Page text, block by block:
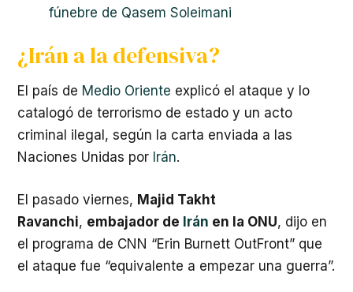
fúnebre de Qasem Soleimani
¿Irán a la defensiva?
El país de Medio Oriente explicó el ataque y lo
catalogó de terrorismo de estado y un acto
criminal ilegal, según la carta enviada a las
Naciones Unidas por Irán.
El pasado viernes, Majid Takht
Ravanchi, embajador de Irán en la ONU, dijo en
el programa de CNN “Erin Burnett OutFront” que
el ataque fue “equivalente a empezar una guerra”.